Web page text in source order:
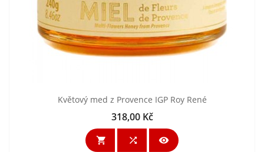
Květový med z Provence IGP Roy René
Cena
318,00 Kč
  